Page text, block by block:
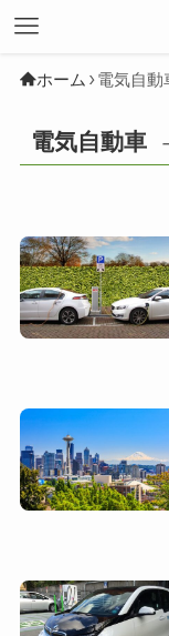
ホーム 電気自動
電気自動車